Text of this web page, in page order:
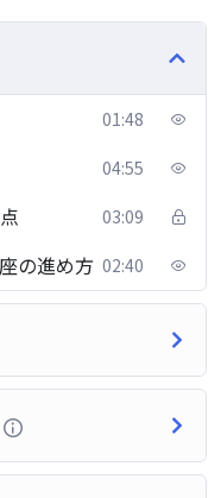
01:48
04:55
03:09
の進め方 02:40